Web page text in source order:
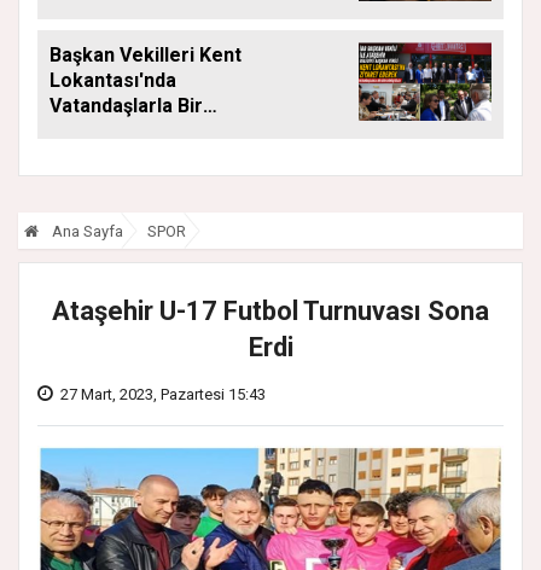
Başkan Vekilleri Kent
Lokantası'nda
Vatandaşlarla Bir
Ana Sayfa SPOR
Ataşehir U-17 Futbol Turnuvası Sona
Erdi
27 Mart, 2023, Pazartesi 15:43